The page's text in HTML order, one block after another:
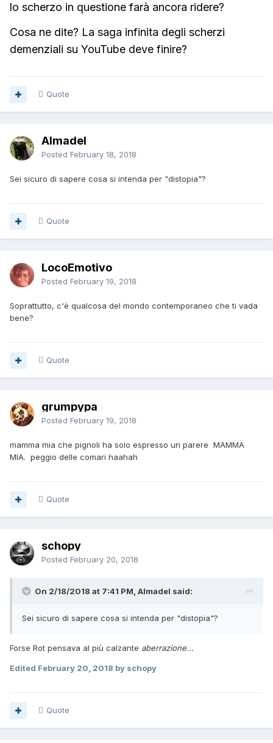
lo scherzo in questione farà ancora ridere?
Cosa ne dite? La saga infinita degli scherzi
demenziali su YouTube deve finire?
Quote
Almadel
Posted February 18, 2018
Sei sicuro di sapere cosa si intenda per "distopia"?
Quote
LocoEmotivo
Posted February 19, 2018
Soprattutto, c'è qualcosa del mondo contemporaneo che ti vada
bene?
Quote
grumpypa
Posted February 19, 2018
mamma mia che pignoli ha solo espresso un parere MAMMA
MIA. peggio delle comari haahah
Quote
schopy
Posted February 20, 2018
On 2/18/2018 at 7:41 PM, Almadel said:
Sei sicuro di sapere cosa si intenda per "distopia"?
Forse Rot pensava al più calzante aberrazione...
Edited February 20, 2018 by schopy
Quote